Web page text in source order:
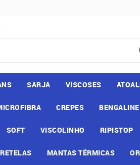
SARJA VISCOSES
CREPES BENGALINE
SOFT VISCOLINHO RIPISTOP
MANTAS TÉRMICAS